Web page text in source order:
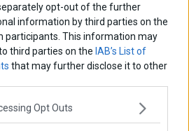
opt-out of the further
information by third parties on the
participants. This information may
third parties on the IAB’s List of
that may further disclose it to other
Opt Outs